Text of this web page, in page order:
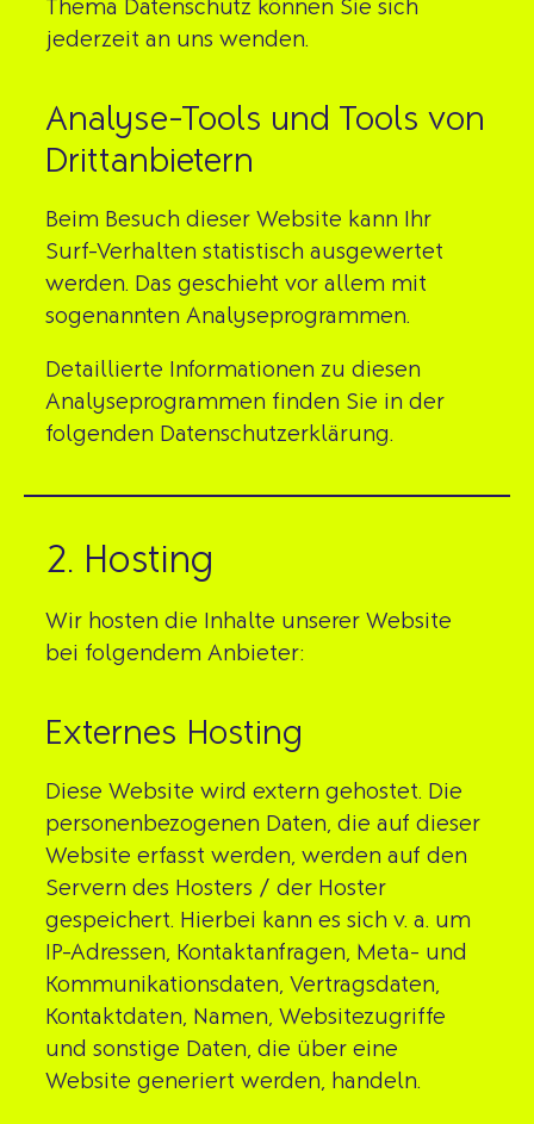
Thema Datenschutz können Sie sich
jederzeit an uns wenden.
Analyse-Tools und Tools von
Dritt­anbietern
Beim Besuch dieser Website kann Ihr
Surf-Verhalten statistisch ausgewertet
werden. Das geschieht vor allem mit
sogenannten Analyseprogrammen.
Detaillierte Informationen zu diesen
Analyseprogrammen finden Sie in der
folgenden Datenschutzerklärung.
2. Hosting
Wir hosten die Inhalte unserer Website
bei folgendem Anbieter:
Externes Hosting
Diese Website wird extern gehostet. Die
personenbezogenen Daten, die auf dieser
Website erfasst werden, werden auf den
Servern des Hosters / der Hoster
gespeichert. Hierbei kann es sich v. a. um
IP-Adressen, Kontaktanfragen, Meta- und
Kommunikationsdaten, Vertragsdaten,
Kontaktdaten, Namen, Websitezugriffe
und sonstige Daten, die über eine
Website generiert werden, handeln.